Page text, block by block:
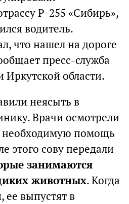
Р-255 «Сибирь»,
водитель.
что нашел на дороге
пресс-служба
Иркутской области.
неясыть в
Врачи осмотрели
необходимую помощь
этого сову передали
занимаются
животных. Когда
ее выпустят в